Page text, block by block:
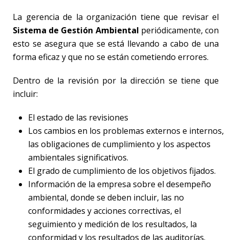
La gerencia de la organización tiene que revisar el
Sistema de Gestión Ambiental periódicamente, con
esto se asegura que se está llevando a cabo de una
forma eficaz y que no se están cometiendo errores.
Dentro de la revisión por la dirección se tiene que
incluir:
El estado de las revisiones
Los cambios en los problemas externos e internos,
las obligaciones de cumplimiento y los aspectos
ambientales significativos.
El grado de cumplimiento de los objetivos fijados.
Información de la empresa sobre el desempeño
ambiental, donde se deben incluir, las no
conformidades y acciones correctivas, el
seguimiento y medición de los resultados, la
conformidad y los resultados de las auditorías.